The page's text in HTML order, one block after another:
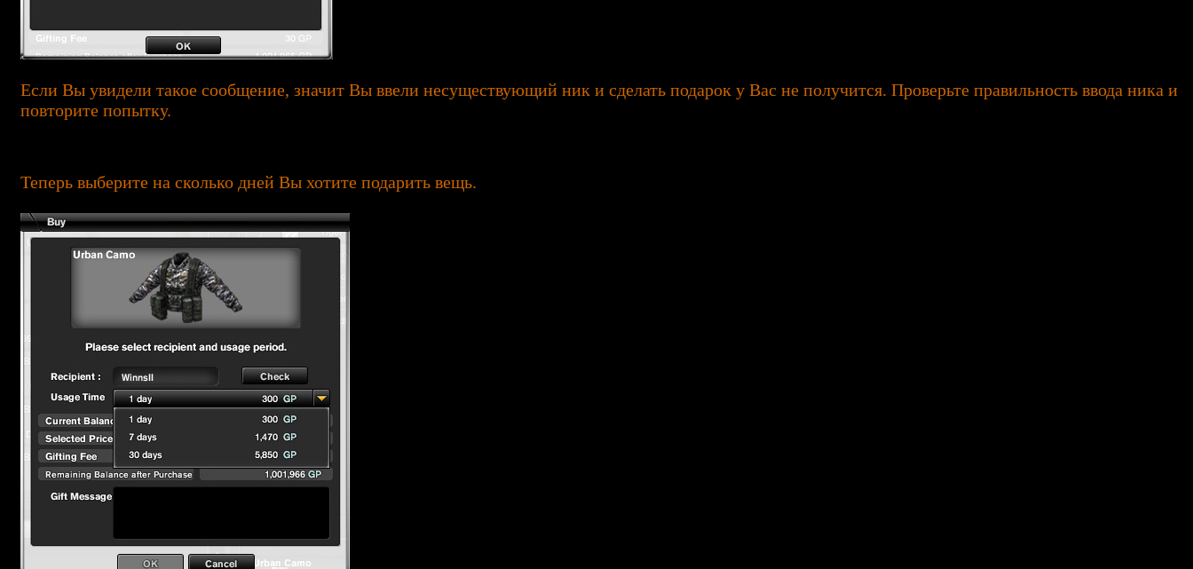
Если Вы увидели такое сообщение, значит Вы ввели несуществующий ник и сделать подарок у Вас не получится. Проверьте правильность ввода ника и
повторите попытку.
Теперь выберите на сколько дней Вы хотите подарить вещь.